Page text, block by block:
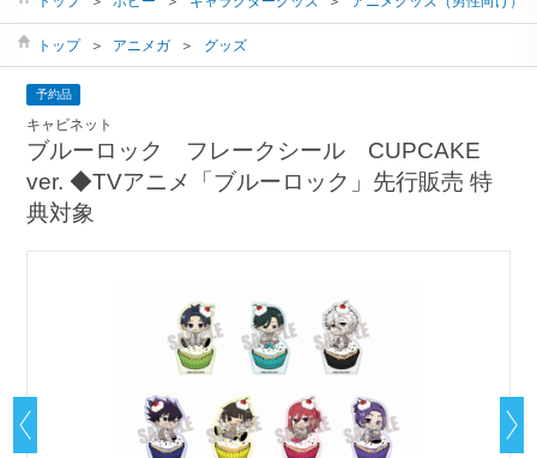
トップ ＞ アニメガ ＞ グッズ
予約品
キャビネット
ブルーロック フレークシール CUPCAKE
ver. ◆TVアニメ「ブルーロック」先行販売 特
典対象